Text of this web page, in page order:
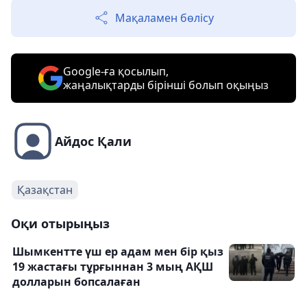
Мақаламен бөлісу
Google-ға қосылып,
жаңалықтарды бірінші болып оқыңыз
Айдос Қали
Қазақстан
Оқи отырыңыз
Шымкентте үш ер адам мен бір қыз
19 жастағы тұрғыннан 3 мың АҚШ
долларын бопсалаған